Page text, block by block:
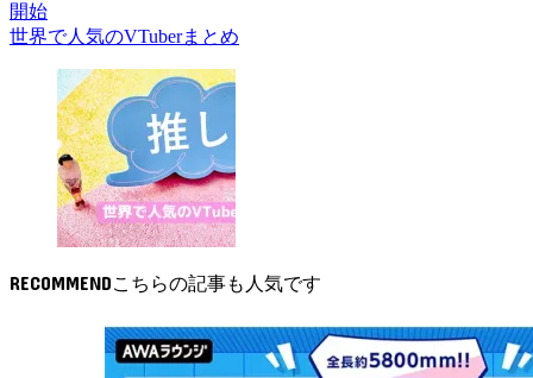
開始
世界で人気のVTuberまとめ
RECOMMEND